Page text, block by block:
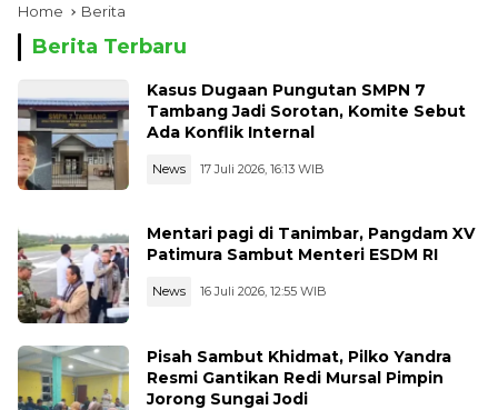
Home Berita
Berita Terbaru
Kasus Dugaan Pungutan SMPN 7
Tambang Jadi Sorotan, Komite Sebut
Ada Konflik Internal
News 17 Juli 2026, 16:13 WIB
Mentari pagi di Tanimbar, Pangdam XV
Patimura Sambut Menteri ESDM RI
News 16 Juli 2026, 12:55 WIB
Pisah Sambut Khidmat, Pilko Yandra
Resmi Gantikan Redi Mursal Pimpin
Jorong Sungai Jodi